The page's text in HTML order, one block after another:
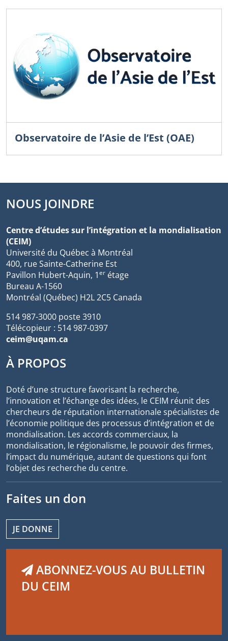
Observatoire de l’Asie de l’Est (OAE)
NOUS JOINDRE
Centre d’études sur l’intégration et la mondialisation
(CEIM)
Université du Québec à Montréal
400, rue Sainte-Catherine Est
Pavillon Hubert-Aquin, 1er étage
Bureau A-1560
Montréal (Québec) H2L 2C5 Canada
514 987-3000 poste 3910
Télécopieur : 514 987-0397
ceim@uqam.ca
À PROPOS
Doté d’une structure favorisant la recherche,
l’innovation et l’échange des idées, le CEIM réunit des
chercheurs de réputation internationale spécialistes de
l’économie politique des processus d’intégration et de
mondialisation. Les accords commerciaux, la
mondialisation, le régionalisme, le pouvoir des firmes,
l’impact du numérique, autant de questions qui font
l’objet des recherche du centre.
Faites un don
JE DONNE
ABONNEZ-VOUS AU BULLETIN
DU CEIM